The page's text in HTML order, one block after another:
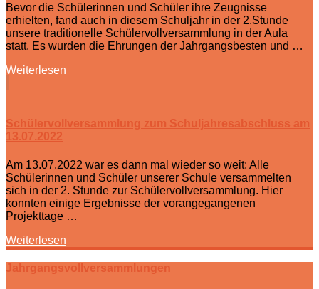
Bevor die Schülerinnen und Schüler ihre Zeugnisse
erhielten, fand auch in diesem Schuljahr in der 2.Stunde
unsere traditionelle Schülervollversammlung in der Aula
statt. Es wurden die Ehrungen der Jahrgangsbesten und …
Weiterlesen
Schülervollversammlung zum Schuljahresabschluss am
13.07.2022
Am 13.07.2022 war es dann mal wieder so weit: Alle
Schülerinnen und Schüler unserer Schule versammelten
sich in der 2. Stunde zur Schülervollversammlung. Hier
konnten einige Ergebnisse der vorangegangenen
Projekttage …
Weiterlesen
Jahrgangsvollversammlungen